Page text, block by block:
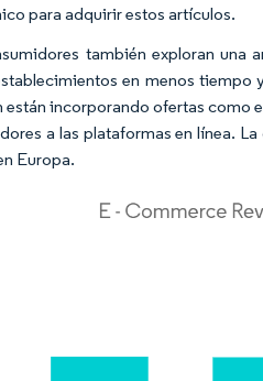
para adquirir estos artículos.
también exploran una
en menos tiempo
están incorporando ofertas como
a las plataformas en línea.
Europa.